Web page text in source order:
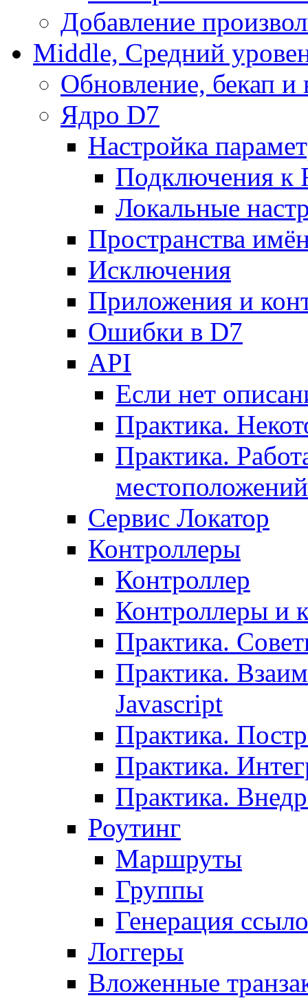
Добавление
Middle, Средний
Обновление, бекап и
Ядро D7
Настройка
Подключения к
Локальные
Пространства
Исключения
Приложения и
Ошибки в D7
API
Если нет
Практика.
Практика.
местоположений
Сервис Локатор
Контроллеры
Контроллер
Контроллеры и
Практика.
Практика.
Javascript
Практика.
Практика.
Практика.
Роутинг
Маршруты
Группы
Генерация
Логгеры
Вложенные